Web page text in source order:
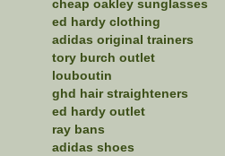
cheap oakley sunglasses
ed hardy clothing
adidas original trainers
tory burch outlet
louboutin
ghd hair straighteners
ed hardy outlet
ray bans
adidas shoes